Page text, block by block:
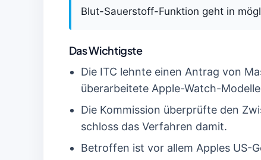
Blut-Sauerstoff-Funktion geht in
Das Wichtigste
Die ITC lehnte einen Antrag von
überarbeitete Apple-Watch-
Die Kommission überprüfte den
schloss das Verfahren damit.
Betroffen ist vor allem Apples US-